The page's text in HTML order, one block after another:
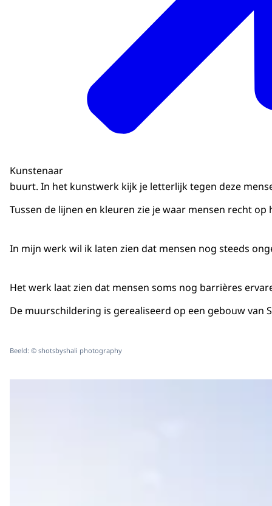
Kunstenaar
buurt. In het kunstwerk kijk je letterlijk tegen deze
Tussen de lijnen en kleuren zie je waar mensen recht
In mijn werk wil ik laten zien dat mensen nog steeds
Het werk laat zien dat mensen soms nog barrières
De muurschildering is gerealiseerd op een gebouw
Beeld: © shotsbyshali photography